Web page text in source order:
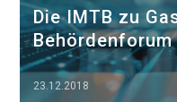
Die IMTB zu
Behördenforum
23.12.2018